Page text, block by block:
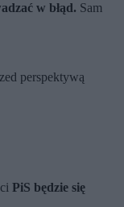
w błąd. Sam
perspektywą
PiS będzie się